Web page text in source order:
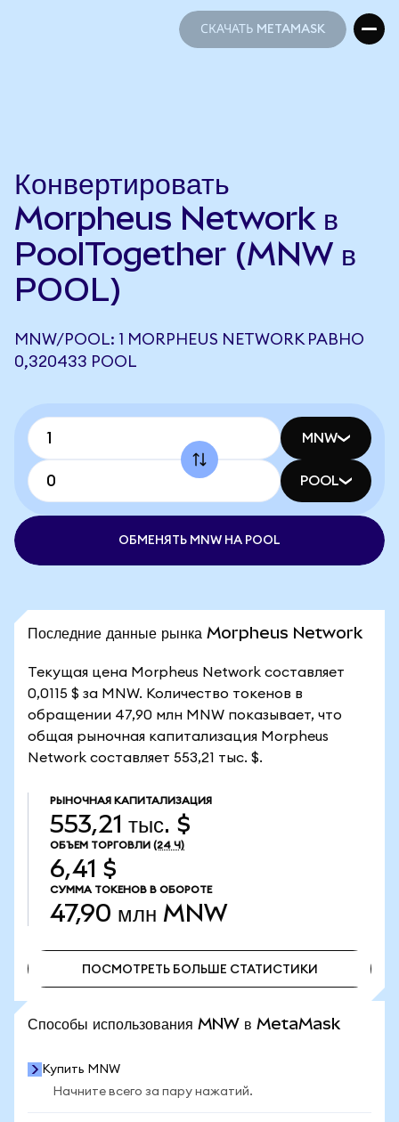
СКАЧАТЬ METAMASK
Конвертировать
Morpheus Network в
PoolTogether (MNW в
POOL)
MNW/POOL: 1 MORPHEUS NETWORK РАВНО
0,320433 POOL
MNW
POOL
ОБМЕНЯТЬ MNW НА POOL
Последние данные рынка Morpheus Network
Текущая цена Morpheus Network составляет
0,0115 $ за MNW. Количество токенов в
обращении 47,90 млн MNW показывает, что
общая рыночная капитализация Morpheus
Network составляет 553,21 тыс. $.
РЫНОЧНАЯ КАПИТАЛИЗАЦИЯ
553,21 тыс. $
ОБЪЕМ ТОРГОВЛИ (24 Ч)
6,41 $
СУММА ТОКЕНОВ В ОБОРОТЕ
47,90 млн MNW
ПОСМОТРЕТЬ БОЛЬШЕ СТАТИСТИКИ
Способы использования MNW в MetaMask
Купить MNW
Начните всего за пару нажатий.